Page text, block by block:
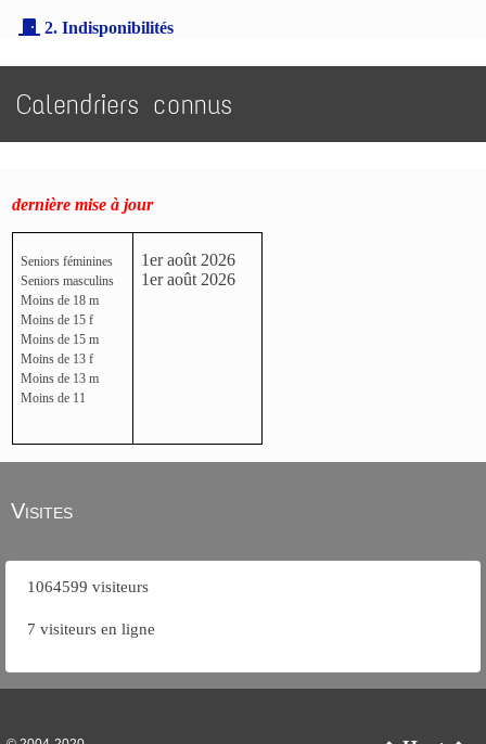
2. Indisponibilités
Calendriers connus
dernière mise à jour
Seniors féminines
Seniors masculins
Moins de 18 m
Moins de 15 f
Moins de 15 m
Moins de 13 f
Moins de 13 m
Moins de 11
1er août 2026
1er août 2026
Visites
1064599 visiteurs
7 visiteurs en ligne